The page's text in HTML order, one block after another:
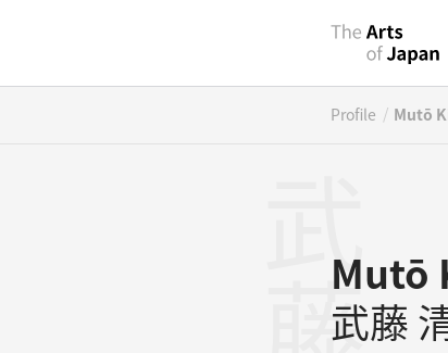
Profile / Mutō
Mutō
武藤